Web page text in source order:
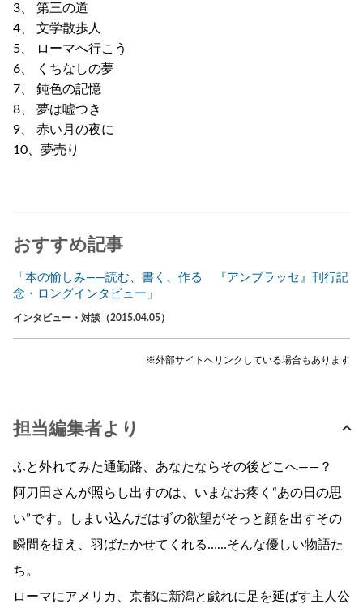
3、 第三の道
4、 文学散歩人
5、 ローマへ行こう
6、 くちなしの夢
7、 鈍色の記憶
8、 夢は嘘つき
9、 赤い月の夜に
10、夢売り
おすすめ記事
「本の愉しみ――読む、書く、作る 『アンブラッセ』刊行記
念・ロングインタビュー」
インタビュー・対談（2015.04.05）
※外部サイトへリンクしている場合もあります
担当編集者より
ふと外れてみた通勤路、あなたならその後どこへ――？
阿刀田さんが照らし出すのは、いまなお疼く“あの日の思
い”です。しまい込んだはずの欲望がそっと顔を出すその
瞬間を捉え、羽ばたかせてくれる……そんな優しい物語た
ち。
ローマにアメリカ、京都に新潟と戯れに足を延ばす主人公